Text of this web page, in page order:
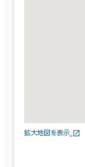
拡大地図を表示